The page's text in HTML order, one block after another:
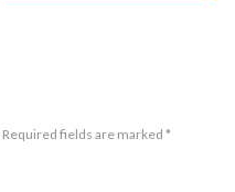
Required fields are marked *